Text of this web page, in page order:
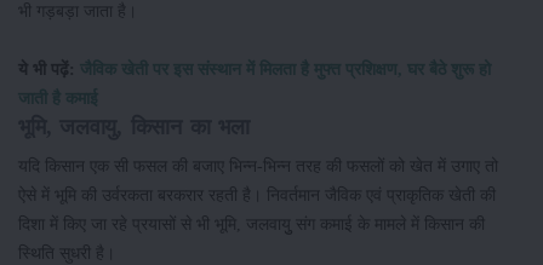
भी गड़बड़ा जाता है।
ये भी पढ़ें: जैविक खेती पर इस संस्थान में मिलता है मुफ्त प्रशिक्षण, घर बैठे शुरू हो
जाती है कमाई
यदि किसान एक सी फसल की बजाए भिन्न-भिन्न तरह की फसलों को खेत में उगाए तो
ऐसे में भूमि की उर्वरकता बरकरार रहती है। निवर्तमान जैविक एवं प्राकृतिक खेती की
दिशा में किए जा रहे प्रयासों से भी भूमि, जलवायुु संग कमाई के मामले में किसान की
स्थिति सुधरी है।